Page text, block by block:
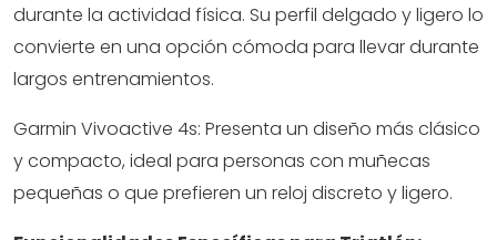
durante la actividad física. Su perfil delgado y ligero lo
convierte en una opción cómoda para llevar durante
largos entrenamientos.
Garmin Vivoactive 4s: Presenta un diseño más clásico
y compacto, ideal para personas con muñecas
pequeñas o que prefieren un reloj discreto y ligero.